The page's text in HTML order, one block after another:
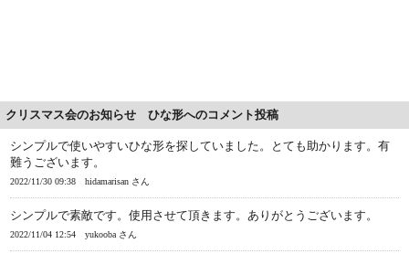
クリスマス会のお知らせ ひな形へのコメント投稿
シンプルで使いやすいひな形を探していました。とても助かります。有
難うございます。
2022/11/30 09:38 hidamarisan さん
シンプルで素敵です。使用させて頂きます。ありがとうございます。
2022/11/04 12:54 yukooba さん